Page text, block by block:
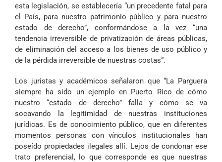
esta legislación, se establecería “un precedente fatal para
el País, para nuestro patrimonio público y para nuestro
estado de derecho”, conformándose a la vez “una
tendencia irreversible de privatización de áreas públicas,
de eliminación del acceso a los bienes de uso público y
de la pérdida irreversible de nuestras costas”.
Los juristas y académicos señalaron que “La Parguera
siempre ha sido un ejemplo en Puerto Rico de cómo
nuestro “estado de derecho” falla y cómo se va
socavando la legitimidad de nuestras instituciones
jurídicas. Es de conocimiento público, que en diferentes
momentos personas con vínculos institucionales han
poseído propiedades ilegales allí. Lejos de condonar ese
trato preferencial, lo que corresponde es que nuestras